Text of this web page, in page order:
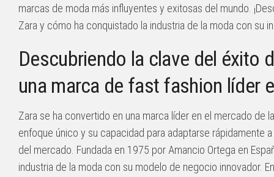
marcas de moda más influyentes y exitosas del mundo.
Zara y cómo ha conquistado la industria de la moda con su
Descubriendo la clave del éxito
una marca de fast fashion líder
Zara se ha convertido en una marca líder en el mercado de
enfoque único y su capacidad para adaptarse rápidamente
del mercado. Fundada en 1975 por Amancio Ortega en
industria de la moda con su modelo de negocio innovador.